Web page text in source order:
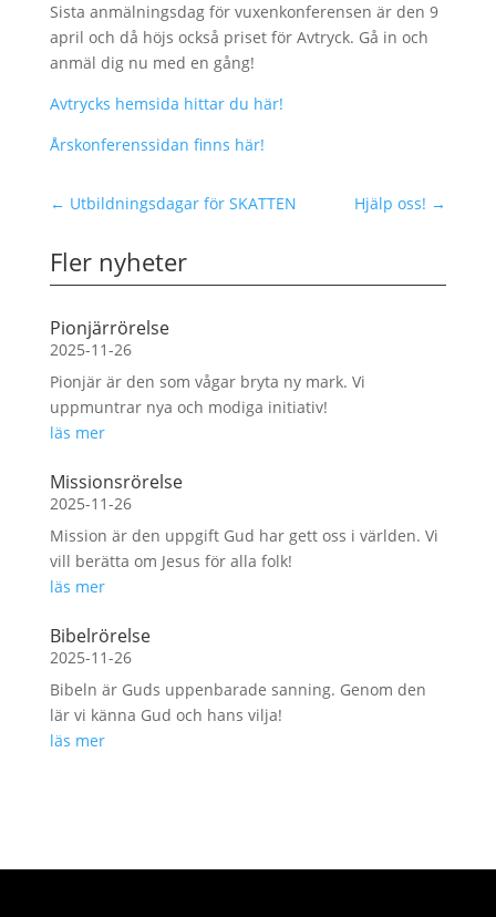
Sista anmälningsdag för vuxenkonferensen är den 9
april och då höjs också priset för Avtryck. Gå in och
anmäl dig nu med en gång!
Avtrycks hemsida hittar du här!
Årskonferenssidan finns här!
← Utbildningsdagar för SKATTEN Hjälp oss! →
Fler nyheter
Pionjärrörelse
2025-11-26
Pionjär är den som vågar bryta ny mark. Vi
uppmuntrar nya och modiga initiativ!
läs mer
Missionsrörelse
2025-11-26
Mission är den uppgift Gud har gett oss i världen. Vi
vill berätta om Jesus för alla folk!
läs mer
Bibelrörelse
2025-11-26
Bibeln är Guds uppenbarade sanning. Genom den
lär vi känna Gud och hans vilja!
läs mer